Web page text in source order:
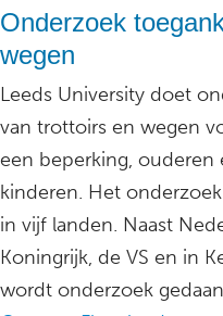
Onderzoek
wegen
Leeds University doet
van trottoirs en wegen
een beperking, ouderen
kinderen. Het
in vijf landen. Naast
Koningrijk, de VS en in
wordt onderzoek